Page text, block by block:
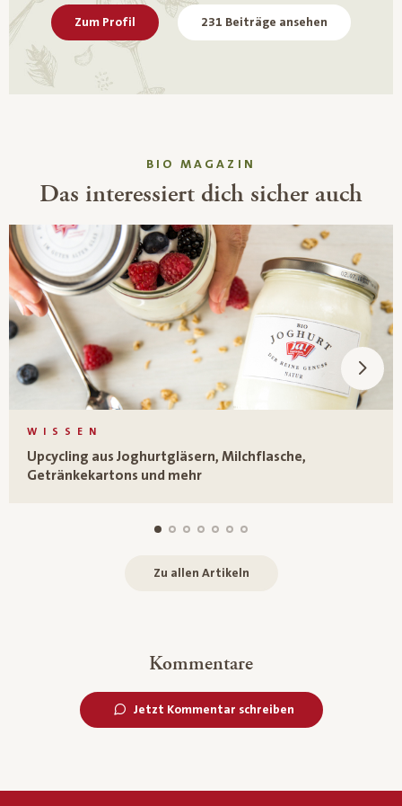
Zum Profil 231 Beiträge ansehen
BIO MAGAZIN
Das interessiert dich sicher auch
WISSEN
Upcycling aus Joghurtgläsern, Milchflasche,
Getränkekartons und mehr
Zu allen Artikeln
Kommentare
Jetzt Kommentar schreiben